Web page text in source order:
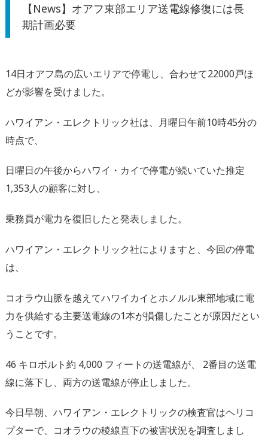
【News】オアフ東部エリア送電線修復には長
期計画必要
14日オアフ島の広いエリアで停電し、合わせて22000戸ほ
どが影響を受けました。
ハワイアン・エレクトリック社は、月曜日午前10時45分の
時点で、
日曜日の午後からハワイ・カイで停電が続いていた推定
1,353人の顧客に対し、
乗務員が電力を復旧したと発表しました。
ハワイアン・エレクトリック社によりますと、今回の停電
は、
コオラウ山脈を越えてハワイカイとホノルル東部地域に電
力を供給する主要送電線の1本が損傷したことが原因だとい
うことです。
46 キロボルト約 4,000 フィートの送電線が、 2番目の送電
線に落下し、両方の送電線が停止しました。
今日早朝、ハワイアン・エレクトリックの検査官はヘリコ
プターで、コオラウの稜線直下の被害状況を調査しまし